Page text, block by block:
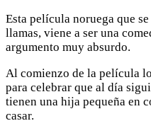
Esta película noruega que
llamas, viene a ser una
argumento muy absurdo.
Al comienzo de la película
para celebrar que al día
tienen una hija pequeña en
casar.